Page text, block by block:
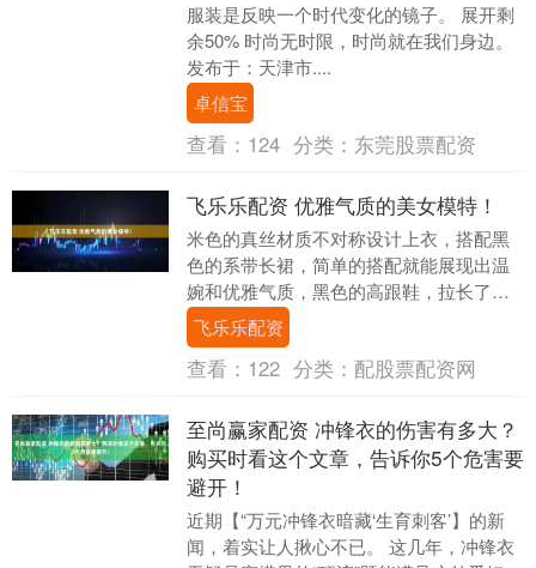
服装是反映一个时代变化的镜子。 展开剩
余50% 时尚无时限，时尚就在我们身边。
发布于：天津市....
卓信宝
查看： 124 分类： 东莞股票配资
飞乐乐配资 优雅气质的美女模特！
米色的真丝材质不对称设计上衣，搭配黑
色的系带长裙，简单的搭配就能展现出温
婉和优雅气质，黑色的高跟鞋，拉长了腿
部线条，令身姿更加挺拔高挑，整体形象
非常知性文艺清新....
飞乐乐配资
查看： 122 分类： 配股票配资网
至尚赢家配资 冲锋衣的伤害有多大？
购买时看这个文章，告诉你5个危害要
避开！
近期【“万元冲锋衣暗藏‘生育刺客’】的新
闻，着实让人揪心不已。 这几年，冲锋衣